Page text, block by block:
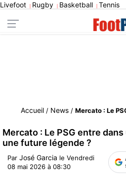
Livefoot | Rugby | Basketball | Tennis
Accueil / News /
Mercato : Le PSG entre
une future légende ?
Par José Garcia le Vendredi
08 mai 2026 à 08:30